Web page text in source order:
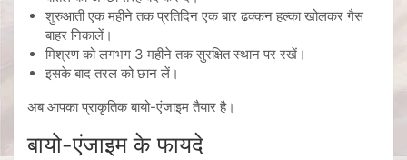
शुरुआती एक महीने तक प्रतिदिन एक बार ढक्कन हल्का खोलकर गैस
बाहर निकालें।
मिश्रण को लगभग 3 महीने तक सुरक्षित स्थान पर रखें।
इसके बाद तरल को छान लें।
अब आपका प्राकृतिक बायो-एंजाइम तैयार है।
बायो-एंजाइम के फायदे